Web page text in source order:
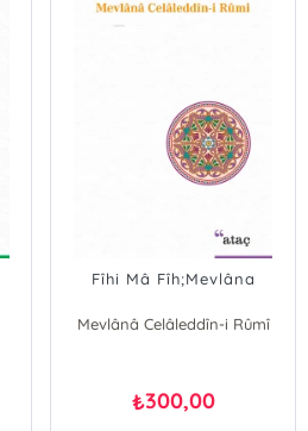
Fîhi Mâ Fîh;Mevlâna
Mevlânâ Celâleddîn-i Rûmî
₺300,00